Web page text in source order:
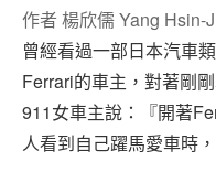
作者 楊欣儒 Yang Hsin-
曾經看過一部日本汽車
Ferrari的車主，對著剛
911女車主說：『開著
人看到自己躍馬愛車時